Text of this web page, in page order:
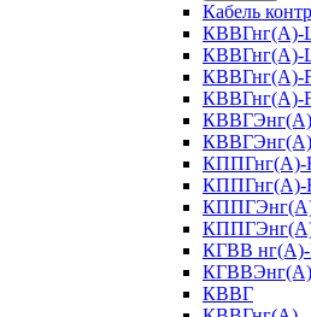
Кабель
КВВГнг(А)-
КВВГнг(А)-
КВВГнг(А)-
КВВГнг(А)-
КППГнг(А)-
КППГнг(А)-
КГВВ нг(А)-
КВВГ